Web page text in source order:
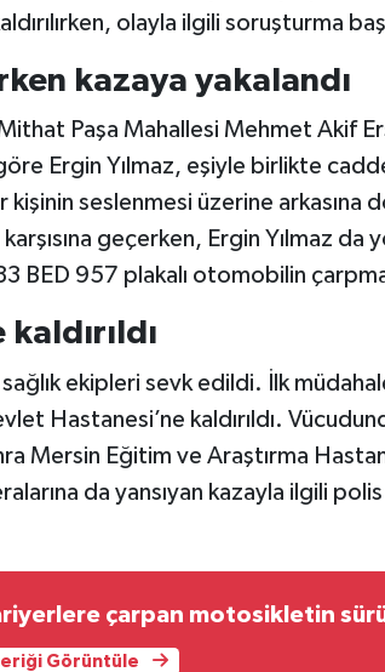
olayla ilgili soruşturma
kazaya yakalandı
Paşa Mahallesi Mehmet Akif
Ergin Yılmaz, eşiyle birlikte
kişinin seslenmesi üzerine arkasına
karşısına geçerken, Ergin Yılmaz da
BED 957 plakalı otomobilin
ekipleri sevk edildi. İlk
Hastanesi’ne kaldırıldı.
Mersin Eğitim ve Araştırma
da yansıyan kazayla ilgili
çarpan motosikletin
Görüntüle